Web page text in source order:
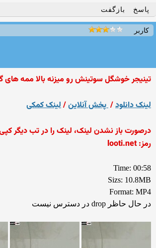
پاسخ
بازگفت
کاربر
تینیجر خوشگل سوتینش رو میزنه بالا ممه های
لینک دانلود/ پخش آنلاین/لینک کمکی
درصورت باز نشدن لینک، لینک را در تب دیگر
رمز: looti.net
Time: 00:58
Sizs: 10.8MB
Format: MP4
در حال حاظر drop در دسترس نیست